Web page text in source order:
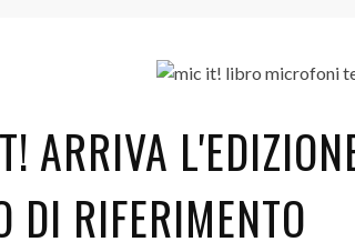
ARRIVA
DI RIFERIMENTO